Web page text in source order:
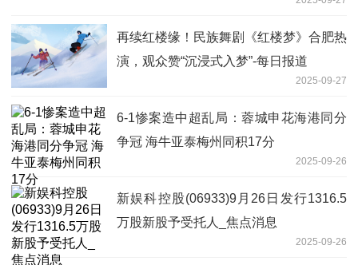
再续红楼缘！民族舞剧《红楼梦》合肥热
演，观众赞“沉浸式入梦”-每日报道
2025-09-27
6-1惨案造中超乱局：蓉城申花海港同分
争冠 海牛亚泰梅州同积17分
2025-09-26
新娱科控股(06933)9月26日发行1316.5
万股新股予受托人_焦点消息
2025-09-26